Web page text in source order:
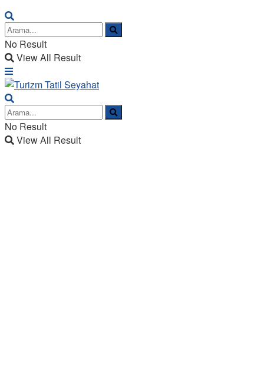
No Result
View All Result
No Result
View All Result